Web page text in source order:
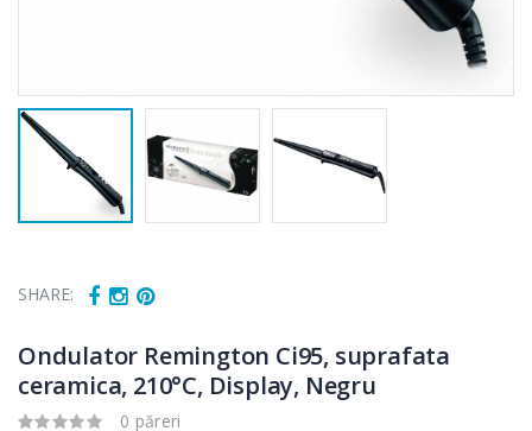
SHARE:
Ondulator Remington Ci95, suprafata
ceramica, 210°C, Display, Negru
0 păreri